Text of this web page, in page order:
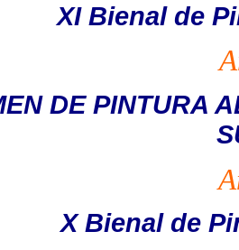
XI Bienal de
DE PINTURA
X Bienal de